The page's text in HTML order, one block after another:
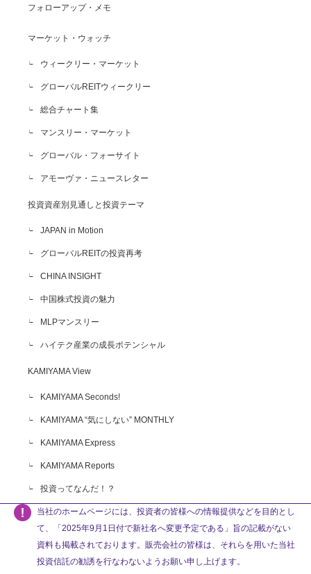
フォローアップ・メモ
マーケット・ウォッチ
ウィークリー・マーケット
グローバルREITウィークリー
総合チャート集
マンスリー・マーケット
グローバル・フォーサイト
アモーヴァ・ニュースレター
投資資産別見通しと投資テーマ
JAPAN in Motion
グローバルREITの投資再考
CHINA INSIGHT
中国株式投資の魅力
MLPマンスリー
ハイテク産業の成長ポテンシャル
KAMIYAMA View
KAMIYAMA Seconds!
KAMIYAMA “気にしない” MONTHLY
KAMIYAMA Express
KAMIYAMA Reports
投資ってなんだ！？
当社のホームページには、投資者の皆様への情報提供などを目的とし
て、「2025年9月1日付で新社名へ変更予定である」旨の記載がない
資料も掲載されております。販売会社の皆様は、それらを用いた当社
投資信託の勧誘を行なわないようお願い申し上げます。